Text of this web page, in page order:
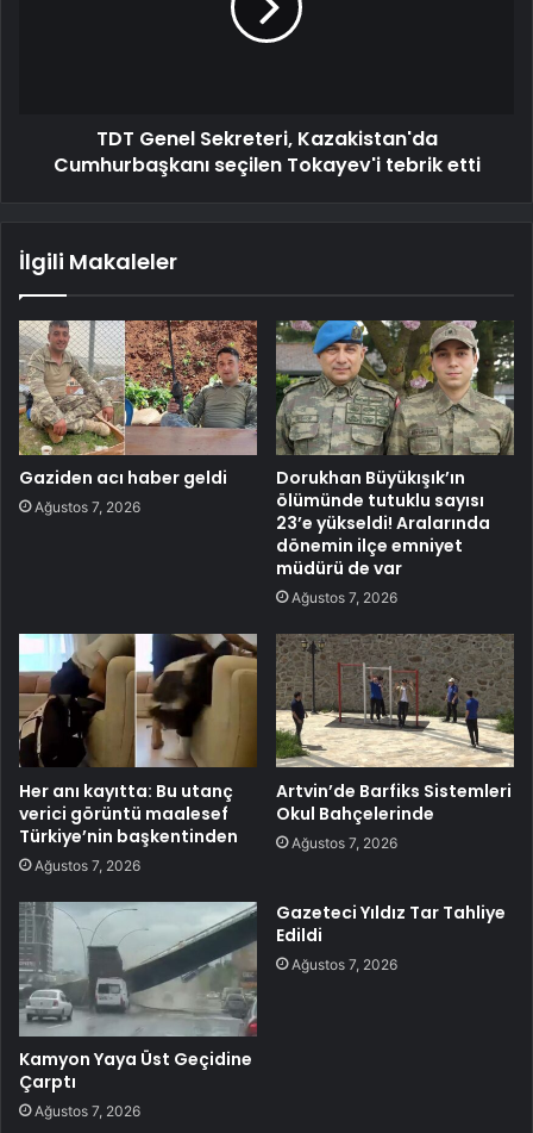
TDT Genel Sekreteri, Kazakistan'da
Cumhurbaşkanı seçilen Tokayev'i tebrik etti
İlgili Makaleler
Gaziden acı haber geldi
Ağustos 7, 2026
Dorukhan Büyükışık’ın
ölümünde tutuklu sayısı
23’e yükseldi! Aralarında
dönemin ilçe emniyet
müdürü de var
Ağustos 7, 2026
Her anı kayıtta: Bu utanç
verici görüntü maalesef
Türkiye’nin başkentinden
Ağustos 7, 2026
Artvin’de Barfiks Sistemleri
Okul Bahçelerinde
Ağustos 7, 2026
Kamyon Yaya Üst Geçidine
Çarptı
Ağustos 7, 2026
Gazeteci Yıldız Tar Tahliye
Edildi
Ağustos 7, 2026